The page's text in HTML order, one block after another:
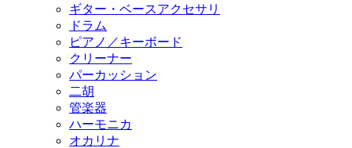
ギター・ベースアクセサリ
ドラム
ピアノ／キーボード
クリーナー
パーカッション
二胡
管楽器
ハーモニカ
オカリナ